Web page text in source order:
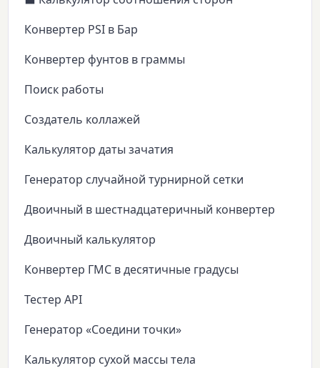
Конвертер PSI в Бар
Конвертер фунтов в граммы
Поиск работы
Создатель коллажей
Калькулятор даты зачатия
Генератор случайной турнирной сетки
Двоичный в шестнадцатеричный конвертер
Двоичный калькулятор
Конвертер ГМС в десятичные градусы
Тестер API
Генератор «Соедини точки»
Калькулятор сухой массы тела